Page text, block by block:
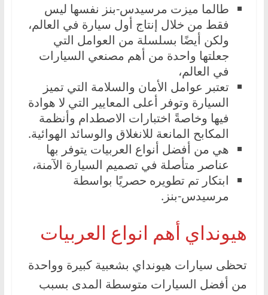
طالما ميزت مرسيدس-بنز نفسها ليس
فقط من خلال إنتاج أول سيارة في العالم،
ولكن أيضًا بسلسلة من العوامل التي
جعلتها واحدة من أهم مصنعي السيارات
في العالم،
تعتبر عوامل الأمان والسلامة التي تميز
السيارة وتوفر أعلى المعايير التي لا هوادة
فيها وخاصةً اختبارات الاصطدام وأنظمة
المكابح المانعة للانغلاق والوسائد الهوائية.
هي من أفضل أنواع العربيات يتوفر بها
عناصر متأصلة في تصميم السيارة الآمنة،
ابتكار تم تطويره حصريًا بواسطة
مرسيدس-بنز.
هيونداي أهم انواع العربيات
تحظى سيارات هيونداي بشعبية كبيرة وواحدة
من أفضل السيارات متوسطة المدى بسبب